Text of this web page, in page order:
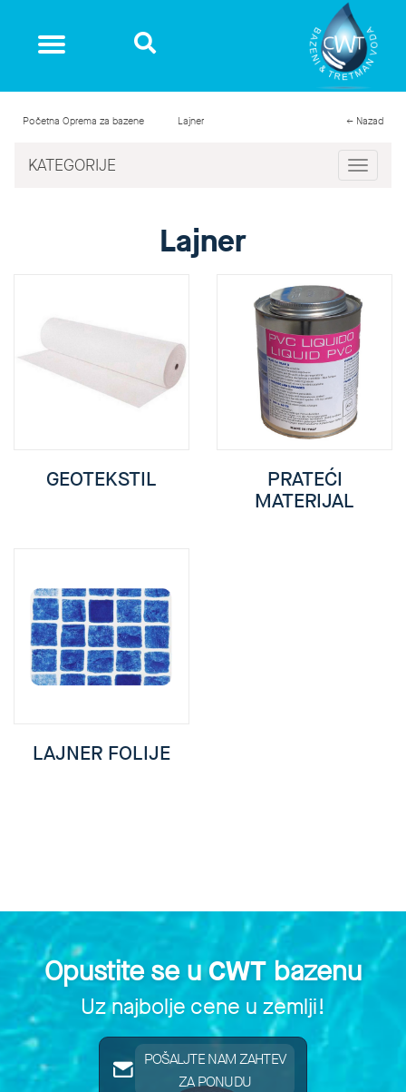
Početna Oprema za bazene Lajner ← Nazad
Toggle
KATEGORIJE
Lajner
GEOTEKSTIL
PRATEĆI
MATERIJAL
LAJNER FOLIJE
Opustite se uCWT bazenu
Uz najbolje cene u zemlji!
POŠALJTE NAM ZAHTEV
ZA PONUDU